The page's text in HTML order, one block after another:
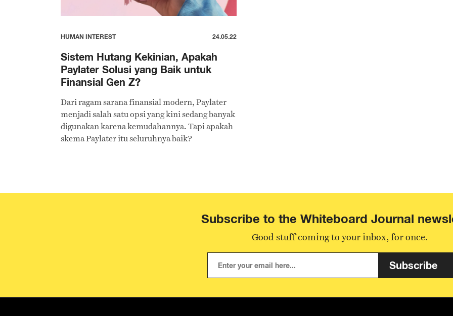
HUMAN INTEREST 24.05.22
Sistem Hutang Kekinian, Apakah
Paylater Solusi yang Baik untuk
Finansial Gen Z?
Dari ragam sarana finansial modern, Paylater
menjadi salah satu opsi yang kini sedang banyak
digunakan karena kemudahannya. Tapi apakah
skema Paylater itu seluruhnya baik?
Subscribe to the Whiteboard Journal
Good stuff coming to your inbox, for once.
Subscribe